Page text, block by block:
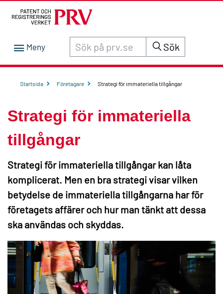
Sök innehåll på siten prv.se Sök
Startsida Företagare Strategi för immateriella tillgångar
Strategi för immateriella
tillgångar
Strategi för immateriella tillgångar kan låta
komplicerat. Men en bra strategi visar vilken
betydelse de immateriella tillgångarna har för
företagets affärer och hur man tänkt att dessa
ska användas och skyddas.